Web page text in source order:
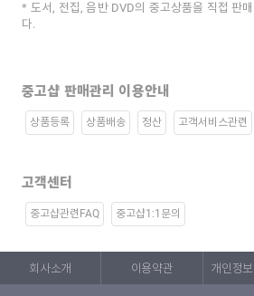
도서, 전집, 음반 DVD의 중고상품을 직접 판
다.
중고샵 판매관리 이용안내
상품등록 상품배송 정산 고객서비스관련
고객센터
중고샵관련FAQ 중고샵1:1문의
회사소개 이용약관 개인정